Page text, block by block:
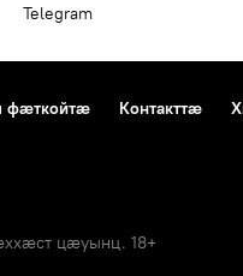
Telegram
фӕткойтӕ Контакттӕ
цӕуынц. 18+